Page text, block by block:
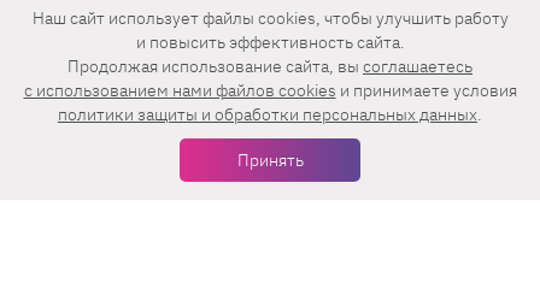
Мы в соцсетях
Еженедельная рассылка с лучшими статьями
Наш сайт использует файлы cookies, чтобы улучшить работу
и повысить эффективность сайта.
Продолжая использование сайта, вы соглашаетесь
c использованием нами файлов cookies и принимаете условия
политики защиты и обработки персональных данных.
Принять